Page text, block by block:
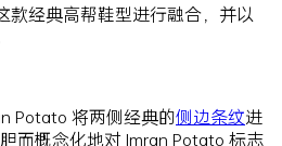
款经典高帮鞋型进行融合，并以
Potato 将两侧经典的侧边条纹进
而概念化地对 Imran Potato 标志